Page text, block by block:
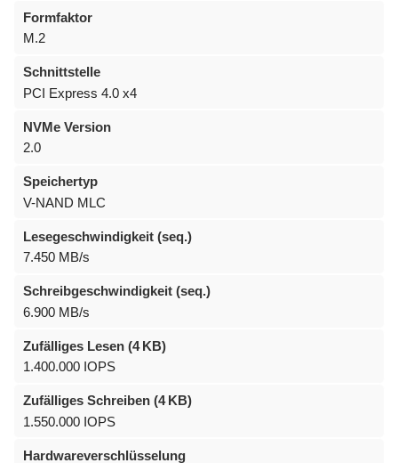
Formfaktor
M.2
Schnittstelle
PCI Express 4.0 x4
NVMe Version
2.0
Speichertyp
V-NAND MLC
Lesegeschwindigkeit (seq.)
7.450 MB/s
Schreibgeschwindigkeit (seq.)
6.900 MB/s
Zufälliges Lesen (4 KB)
1.400.000 IOPS
Zufälliges Schreiben (4 KB)
1.550.000 IOPS
Hardwareverschlüsselung